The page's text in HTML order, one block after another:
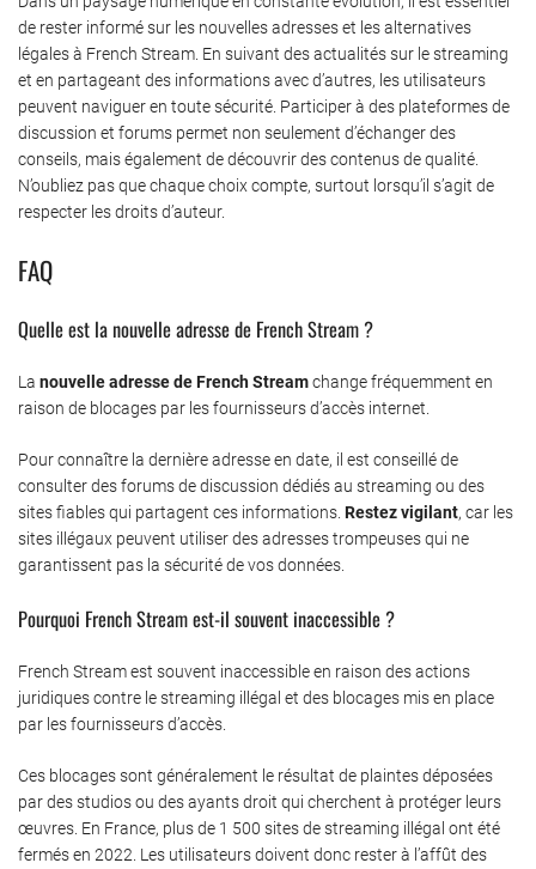
de rester informé sur les nouvelles adresses et les alternatives
légales à French Stream. En suivant des actualités sur le streaming
et en partageant des informations avec d’autres, les utilisateurs
peuvent naviguer en toute sécurité. Participer à des plateformes de
discussion et forums permet non seulement d’échanger des
conseils, mais également de découvrir des contenus de qualité.
N’oubliez pas que chaque choix compte, surtout lorsqu’il s’agit de
respecter les droits d’auteur.
FAQ
Quelle est la nouvelle adresse de French Stream ?
La nouvelle adresse de French Streamchange fréquemment en
raison de blocages par les fournisseurs d’accès internet.
Pour connaître la dernière adresse en date, il est conseillé de
consulter des forums de discussion dédiés au streaming ou des
sites fiables qui partagent ces informations. Restez vigilant, car les
sites illégaux peuvent utiliser des adresses trompeuses qui ne
garantissent pas la sécurité de vos données.
Pourquoi French Stream est-il souvent inaccessible ?
French Stream est souvent inaccessible en raison des actions
juridiques contre le streaming illégal et des blocages mis en place
par les fournisseurs d’accès.
Ces blocages sont généralement le résultat de plaintes déposées
par des studios ou des ayants droit qui cherchent à protéger leurs
œuvres. En France, plus de 1 500 sites de streaming illégal ont été
fermés en 2022. Les utilisateurs doivent donc rester à l’affût des